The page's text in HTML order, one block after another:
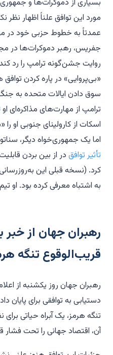
بسیاری از دموکرات‌ها و
مورد این توافق علناً اظهار نظر
عمدتاً به خطوط حزبی خود در
جفریس، رهبر دموکرات‌ها در
روایت جشن‌گونه ترامپ را رد
«بی‌پروایی» در پاره کردن توافق
سوق دادن ایالات متحده به
ترامپ از مهارت‌های مذاکره‌ای
اسکات از کارولینای جنوبی او
اما یک جمهوری‌خواه دیگر،
تأثیر توافقدر از بین بردن
کرد. (نسخه قبلی این
به اشتباه معرفی کرده بود. او
رهبران جهان از خبر
قریب‌الوقوع تنگه
رهبران جهان روز یکشنبه از
دستیابی به توافقی برای پایان
تنگه هرمز، یک آبراه حیاتی
آن، اقتصاد جهانی را تحت فشار